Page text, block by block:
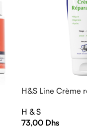
H&S Line Crème
H & S
73,00 Dhs